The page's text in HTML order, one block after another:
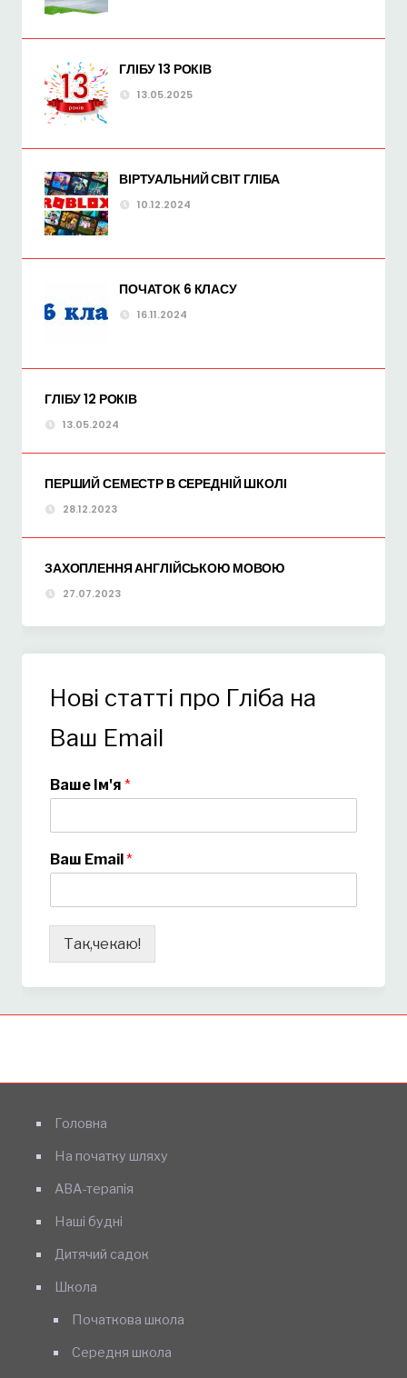
ГЛІБУ 13 РОКІВ
13.05.2025
ВІРТУАЛЬНИЙ СВІТ ГЛІБА
10.12.2024
ПОЧАТОК 6 КЛАСУ
16.11.2024
ГЛІБУ 12 РОКІВ
13.05.2024
ПЕРШИЙ СЕМЕСТР В СЕРЕДНІЙ ШКОЛІ
28.12.2023
ЗАХОПЛЕННЯ АНГЛІЙСЬКОЮ МОВОЮ
27.07.2023
Нові статті про Гліба на
Ваш Email
Ваше Ім'я *
Ваш Email*
Так,чекаю!
Головна
На початку шляху
АВА-терапія
Наші будні
Дитячий садок
Школа
Початкова школа
Середня школа